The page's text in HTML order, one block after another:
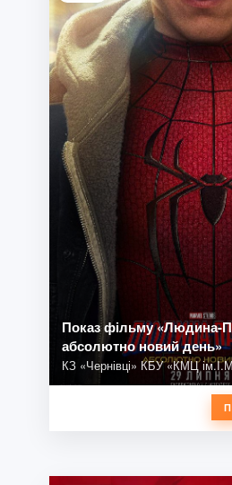
Показ фільму «Людина-
абсолютно новий день»
КЗ «Чернівці» КБУ «КМЦ